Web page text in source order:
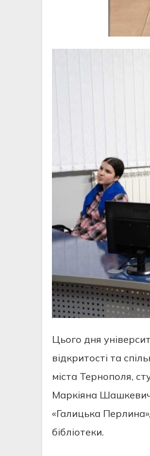
Цього дня
відкритості та
міста Тернополя,
Маркіяна
«Галицька
бібліотеки.